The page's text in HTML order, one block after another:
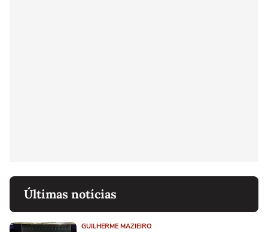
Últimas notícias
GUILHERME MAZIEIRO